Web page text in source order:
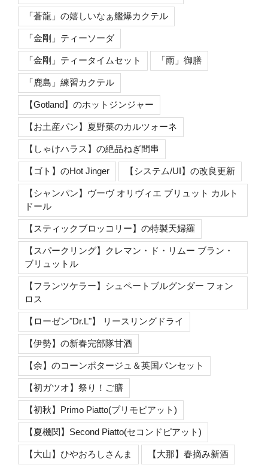
「蒼龍」の嬉しいなぁ艦爆カクテル
「金剛」ティーソーダ
「金剛」ティータイムセット 「雨」御膳
「鹿島」練習カクテル
【Gotland】のホットジンジャー
【お土産パン】夏野菜のカルツォーネ
【しゃけハラス】の絶品ねぎ間串
【ゴト】のHot Jinger 【システム/UI】の改良更新
【シャンパン】ヴーヴ オリヴィエ ブリュット カルト
ドール
【スティックブロッコリー】の特製天婦羅
【スパークリング】クレマン・ド・リムー ブラン・
ブリュットル
【フランツケラー】シュペートブルグンダー フォン
ロス
【ローゼン"Dr.L"】 リースリングドライ
【伊勢】の新春完部隊甘酒
【余】のコーンポタージュ＆英国パンセット
【初ガツオ】祭り！ご膳
【初秋】Primo Piatto(プリモピアット)
【夏機関】Second Piatto(セコンドピアット)
【大山】ひやおろしさんま 【大那】春摘み新酒